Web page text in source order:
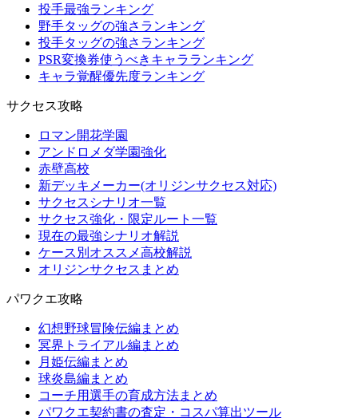
投手最強ランキング
野手タッグの強さランキング
投手タッグの強さランキング
PSR変換券使うべきキャラランキング
キャラ覚醒優先度ランキング
サクセス攻略
ロマン開花学園
アンドロメダ学園強化
赤壁高校
新デッキメーカー(オリジンサクセス対応)
サクセスシナリオ一覧
サクセス強化・限定ルート一覧
現在の最強シナリオ解説
ケース別オススメ高校解説
オリジンサクセスまとめ
パワクエ攻略
幻想野球冒険伝編まとめ
冥界トライアル編まとめ
月姫伝編まとめ
球炎島編まとめ
コーチ用選手の育成方法まとめ
パワクエ契約書の査定・コスパ算出ツール